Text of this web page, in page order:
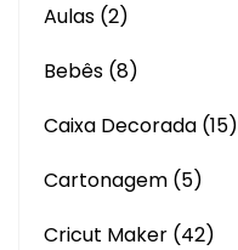
Aulas (2)
Bebês (8)
Caixa Decorada (15)
Cartonagem (5)
Cricut Maker (42)